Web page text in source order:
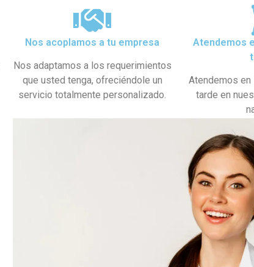
Nos acoplamos a tu empresa
Nos adaptamos a los requerimientos
que usted tenga, ofreciéndole un
servicio totalmente personalizado.
Atendemos
Atendemos en
tarde en